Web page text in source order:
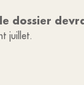
dossier
juillet.